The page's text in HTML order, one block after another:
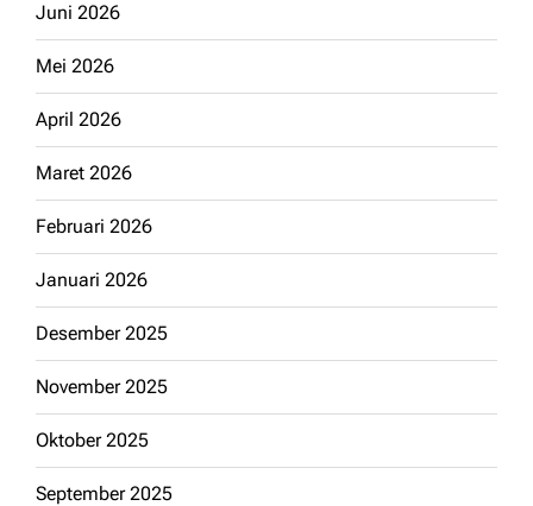
Juni 2026
Mei 2026
April 2026
Maret 2026
Februari 2026
Januari 2026
Desember 2025
November 2025
Oktober 2025
September 2025